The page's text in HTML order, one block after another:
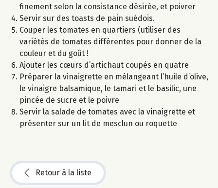
finement selon la consistance désirée, et poivrer
Servir sur des toasts de pain suédois.
Couper les tomates en quartiers (utiliser des
variétés de tomates différentes pour donner de la
couleur et du goût !
Ajouter les cœurs d’artichaut coupés en quatre
Préparer la vinaigrette en mélangeant l’huile d’olive,
le vinaigre balsamique, le tamari et le basilic, une
pincée de sucre et le poivre
Servir la salade de tomates avec la vinaigrette et
présenter sur un lit de mesclun ou roquette
Retour à la liste